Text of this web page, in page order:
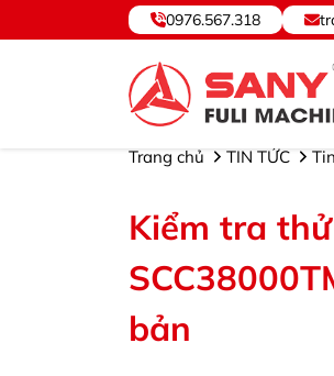
SANY VIỆT NAM ® - Cung
0976.567.318
Trang chủ TIN TỨC
Kiểm tra
bản